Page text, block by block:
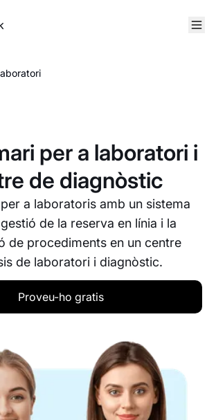
per a laboratori i
de diagnòstic
a laboratoris amb un sistema
de la reserva en línia i la
de procediments en un centre
de laboratori i diagnòstic.
Proveu-ho gratis